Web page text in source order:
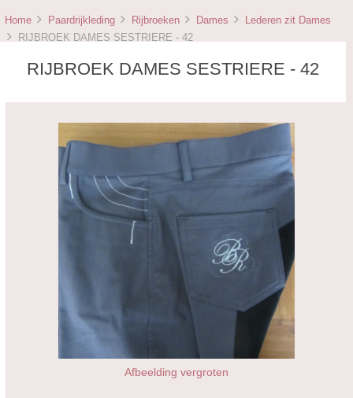
Home Paardrijkleding Rijbroeken Dames
Lederen zit Dames
RIJBROEK DAMES SESTRIERE - 42
RIJBROEK DAMES SESTRIERE - 42
Afbeelding vergroten